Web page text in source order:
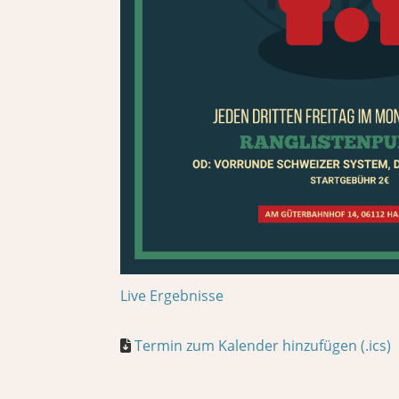
Live Ergebnisse
Termin zum Kalender hinzufügen (.ics)